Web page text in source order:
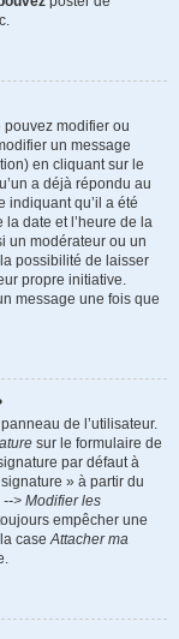
pouvez modifier ou
un message
en cliquant sur le
a déjà répondu au
indiquant qu’il a été
date et l’heure de la
un modérateur ou un
possibilité de laisser
propre initiative.
message une fois que
de l’utilisateur.
sur le formulaire de
par défaut à
» à partir du
> Modifier les
empêcher une
la caseAttacher ma